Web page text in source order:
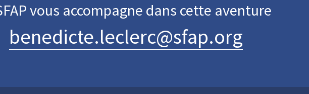
vous accompagne dans cette aventure
benedicte.leclerc@sfap.org